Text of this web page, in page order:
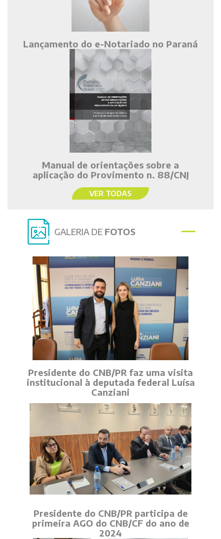
Lançamento do e-Notariado no Paraná
Manual de orientações sobre a
aplicação do Provimento n. 88/CNJ
VER TODAS
GALERIA DE FOTOS
Presidente do CNB/PR faz uma visita
institucional à deputada federal Luísa
Canziani
Presidente do CNB/PR participa de
primeira AGO do CNB/CF do ano de
2024